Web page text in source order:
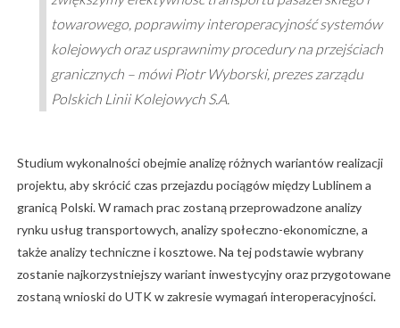
towarowego, poprawimy interoperacyjność systemów
kolejowych oraz usprawnimy procedury na przejściach
granicznych – mówi Piotr Wyborski, prezes zarządu
Polskich Linii Kolejowych S.A.
Studium wykonalności obejmie analizę różnych wariantów realizacji
projektu, aby skrócić czas przejazdu pociągów między Lublinem a
granicą Polski. W ramach prac zostaną przeprowadzone analizy
rynku usług transportowych, analizy społeczno-ekonomiczne, a
także analizy techniczne i kosztowe. Na tej podstawie wybrany
zostanie najkorzystniejszy wariant inwestycyjny oraz przygotowane
zostaną wnioski do UTK w zakresie wymagań interoperacyjności.